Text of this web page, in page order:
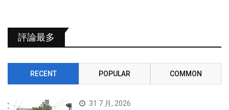
評論最多
RECENT POPULAR COMMON
31 7 月, 2026